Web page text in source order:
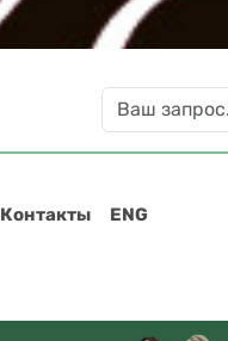
Контакты ENG